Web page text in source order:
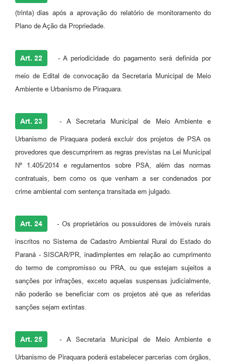
(trinta) dias após a aprovação do relatório de monitoramento do
Plano de Ação da Propriedade.
Art. 22 - A periodicidade do pagamento será definida por
meio de Edital de convocação da Secretaria Municipal de Meio
Ambiente e Urbanismo de Piraquara.
Art. 23 - A Secretaria Municipal de Meio Ambiente e
Urbanismo de Piraquara poderá excluir dos projetos de PSA os
provedores que descumprirem as regras previstas na Lei Municipal
Nº 1.405/2014 e regulamentos sobre PSA, além das normas
contratuais, bem como os que venham a ser condenados por
crime ambiental com sentença transitada em julgado.
Art. 24 - Os proprietários ou possuidores de imóveis rurais
inscritos no Sistema de Cadastro Ambiental Rural do Estado do
Paraná - SISCAR/PR, inadimplentes em relação ao cumprimento
do termo de compromisso ou PRA, ou que estejam sujeitos a
sanções por infrações, exceto aquelas suspensas judicialmente,
não poderão se beneficiar com os projetos até que as referidas
sanções sejam extintas.
Art. 25 - A Secretaria Municipal de Meio Ambiente e
Urbanismo de Piraquara poderá estabelecer parcerias com órgãos,